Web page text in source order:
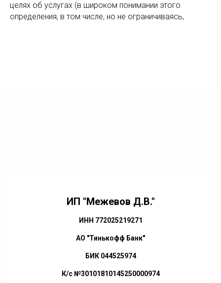
целях об услугах (в широком понимании этого
определения, в том числе, но не ограничиваясь,
ИП "Межевов Д.В."
ИНН 772025219271
АО "Тинькофф Банк"
БИК 044525974
К/с №30101810145250000974